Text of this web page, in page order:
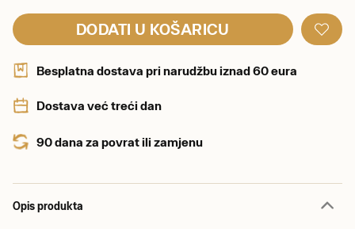
DODATI U KOŠARICU
Besplatna dostava pri narudžbu iznad 60 eura
Dostava već treći dan
90 dana za povrat ili zamjenu
Opis produkta